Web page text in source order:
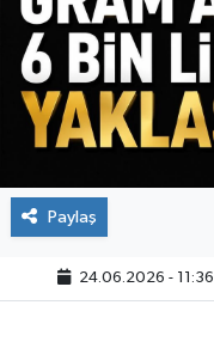
Paylaş
24.06.2026 - 11:36